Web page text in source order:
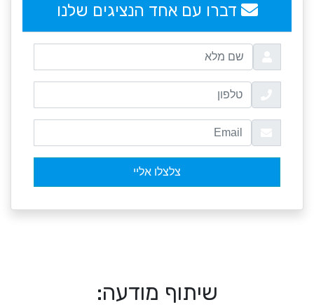
דברו עם אחד הנציגים שלנו
שיתוף מודעה: